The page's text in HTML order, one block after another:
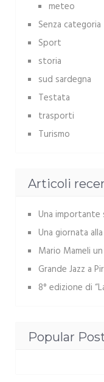
meteo
Senza categoria
Sport
storia
sud sardegna
Testata
trasporti
Turismo
Articoli
Una importante
Una giornata
Mario Mameli
Grande Jazz a
8° edizione di
Popular